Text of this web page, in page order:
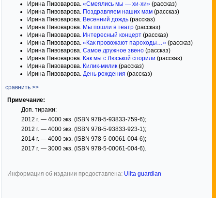
Ирина Пивоварова. «Смеялись мы — хи-хи» (рассказ)
Ирина Пивоварова. Поздравляем наших мам (рассказ)
Ирина Пивоварова. Весенний дождь (рассказ)
Ирина Пивоварова. Мы пошли в театр (рассказ)
Ирина Пивоварова. Интересный концерт (рассказ)
Ирина Пивоварова. «Как провожают пароходы…» (рассказ)
Ирина Пивоварова. Самое дружное звено (рассказ)
Ирина Пивоварова. Как мы с Люськой спорили (рассказ)
Ирина Пивоварова. Килик-милик (рассказ)
Ирина Пивоварова. День рождения (рассказ)
сравнить >>
Примечание:
Доп. тиражи:
2012 г. — 4000 экз. (ISBN 978-5-93833-759-6);
2012 г. — 4000 экз. (ISBN 978-5-93833-923-1);
2014 г. — 4000 экз. (ISBN 978-5-00061-004-6);
2017 г. — 3000 экз. (ISBN 978-5-00061-004-6).
Информация об издании предоставлена: Ulita guardian